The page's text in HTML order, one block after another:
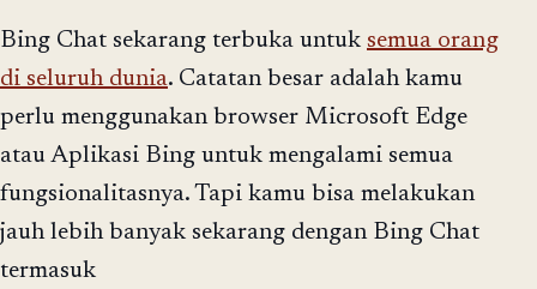
Bing Chat sekarang terbuka untuk semua orang
di seluruh dunia. Catatan besar adalah kamu
perlu menggunakan browser Microsoft Edge
atau Aplikasi Bing untuk mengalami semua
fungsionalitasnya. Tapi kamu bisa melakukan
jauh lebih banyak sekarang dengan Bing Chat
termasuk